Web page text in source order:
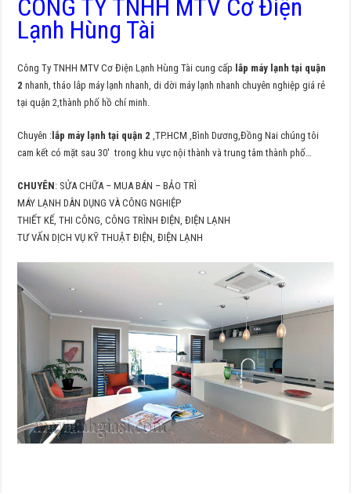
CÔNG TY TNHH MTV Cơ Điện
Lạnh Hùng Tài
Công Ty TNHH MTV Cơ Điện Lạnh Hùng Tài cung cấp lắp máy lạnh tại quận
2nhanh, tháo lắp máy lạnh nhanh, di dời máy lạnh nhanh chuyên nghiệp giá rẻ
tại quận 2,thành phố hồ chí minh.
Chuyên : lắp máy lạnh tại quận 2 ,TP.HCM ,Bình Dương,Đồng Nai chúng tôi
cam kết có mặt sau 30′ trong khu vực nội thành và trung tâm thành phố…
CHUYÊN: SỬA CHỮA – MUA BÁN – BẢO TRÌ
MÁY LẠNH DÂN DỤNG VÀ CÔNG NGHIỆP
THIẾT KẾ, THI CÔNG, CÔNG TRÌNH ĐIỆN, ĐIỆN LẠNH
TƯ VẤN DỊCH VỤ KỸ THUẬT ĐIỆN, ĐIỆN LẠNH